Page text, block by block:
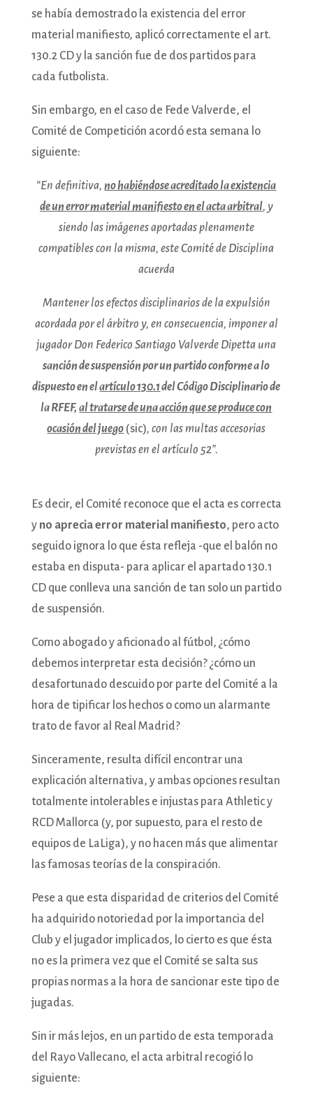
se había demostrado la existencia del error
material manifiesto, aplicó correctamente el art.
130.2 CD y la sanción fue de dos partidos para
cada futbolista.
Sin embargo, en el caso de Fede Valverde, el
Comité de Competición acordó esta semana lo
siguiente:
“En definitiva,no habiéndose acreditado la existencia
de un error material manifiesto en el acta arbitral, y
siendo las imágenes aportadas plenamente
compatibles con la misma, este Comité de Disciplina
acuerda
Mantener los efectos disciplinarios de la expulsión
acordada por el árbitro y, en consecuencia, imponer al
jugador Don Federico Santiago Valverde Dipetta una
sanción de suspensión por un partido conforme a lo
dispuesto en elartículo 130.1del Código Disciplinario de
la RFEF, al tratarse de una acción que se produce con
ocasión del juego (sic), con las multas accesorias
previstas en el artículo 52”.
Es decir, el Comité reconoce que el acta es correcta
y no aprecia error material manifiesto, pero acto
seguido ignora lo que ésta refleja -que el balón no
estaba en disputa- para aplicar el apartado 130.1
CD que conlleva una sanción de tan solo un partido
de suspensión.
Como abogado y aficionado al fútbol, ¿cómo
debemos interpretar esta decisión? ¿cómo un
desafortunado descuido por parte del Comité a la
hora de tipificar los hechos o como un alarmante
trato de favor al Real Madrid?
Sinceramente, resulta difícil encontrar una
explicación alternativa, y ambas opciones resultan
totalmente intolerables e injustas para Athletic y
RCD Mallorca (y, por supuesto, para el resto de
equipos de LaLiga), y no hacen más que alimentar
las famosas teorías de la conspiración.
Pese a que esta disparidad de criterios del Comité
ha adquirido notoriedad por la importancia del
Club y el jugador implicados, lo cierto es que ésta
no es la primera vez que el Comité se salta sus
propias normas a la hora de sancionar este tipo de
jugadas.
Sin ir más lejos, en un partido de esta temporada
del Rayo Vallecano, el acta arbitral recogió lo
siguiente: